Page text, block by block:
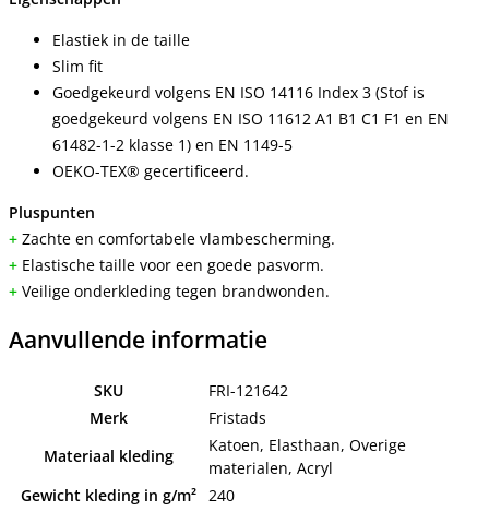
Elastiek in de taille
Slim fit
Goedgekeurd volgens EN ISO 14116 Index 3 (Stof is
goedgekeurd volgens EN ISO 11612 A1 B1 C1 F1 en EN
61482-1-2 klasse 1) en EN 1149-5
OEKO-TEX® gecertificeerd.
Pluspunten
+ Zachte en comfortabele vlambescherming.
+ Elastische taille voor een goede pasvorm.
+ Veilige onderkleding tegen brandwonden.
Aanvullende informatie
SKU
FRI-121642
Merk
Fristads
Materiaal kleding
Katoen, Elasthaan, Overige
materialen, Acryl
Gewicht kleding in g/m²
240